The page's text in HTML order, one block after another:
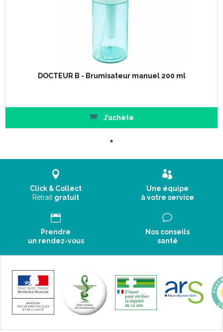
DOCTEUR B - Brumisateur manuel 200 ml
J’achète
Click & Collect
Retrait gratuit
Une équipe
à votre service
Prendre
un rendez-vous
Nos conseils
santé